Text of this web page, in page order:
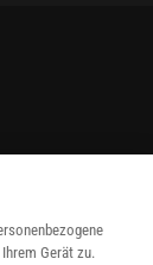
Gerät zu.